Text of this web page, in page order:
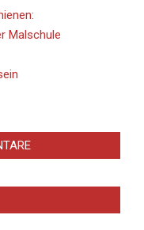
Malschule